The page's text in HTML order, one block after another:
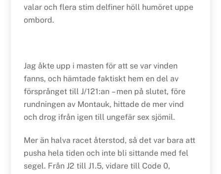
valar och flera stim delfiner höll humöret uppe
ombord.
Jag åkte upp i masten för att se var vinden
fanns, och hämtade faktiskt hem en del av
försprånget till J/121:an – men på slutet, före
rundningen av Montauk, hittade de mer vind
och drog ifrån igen till ungefär sex sjömil.
Mer än halva racet återstod, så det var bara att
pusha hela tiden och inte bli sittande med fel
segel. Från J2 till J1.5, vidare till Code 0,